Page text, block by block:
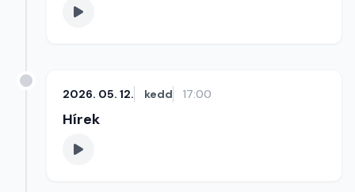
2026. 05. 12. kedd 17:00
Hírek